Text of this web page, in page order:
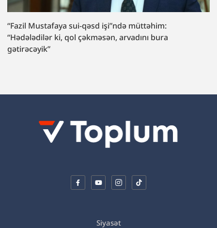
“Fazil Mustafaya sui-qəsd işi”ndə müttəhim:
“Hədələdilər ki, qol çəkməsən, arvadını bura
gətirəcəyik”
Siyasət